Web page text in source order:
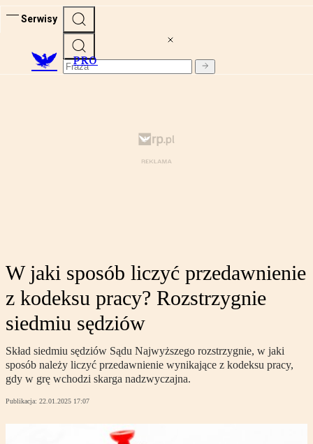
Serwisy
PRO
W jaki sposób liczyć przedawnienie
z kodeksu pracy? Rozstrzygnie
siedmiu sędziów
Skład siedmiu sędziów Sądu Najwyższego rozstrzygnie, w jaki
sposób należy liczyć przedawnienie wynikające z kodeksu pracy,
gdy w grę wchodzi skarga nadzwyczajna.
Publikacja: 22.01.2025 17:07